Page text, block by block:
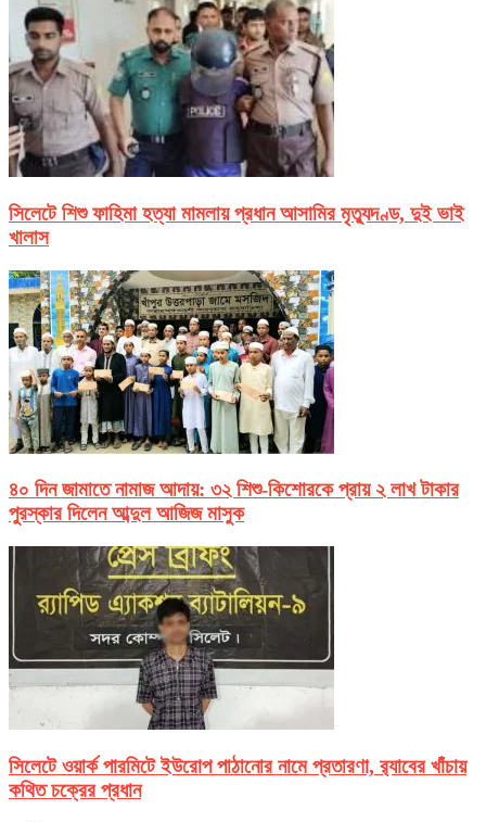
সিলেটে শিশু ফাহিমা হত্যা মামলায় প্রধান আসামির মৃত্যুদণ্ড, দুই ভাই
খালাস
৪০ দিন জামাতে নামাজ আদায়: ৩২ শিশু-কিশোরকে প্রায় ২ লাখ টাকার
পুরস্কার দিলেন আব্দুল আজিজ মাসুক
সিলেটে ওয়ার্ক পারমিটে ইউরোপ পাঠানোর নামে প্রতারণা, র‌্যাবের খাঁচায়
কথিত চক্রের প্রধান